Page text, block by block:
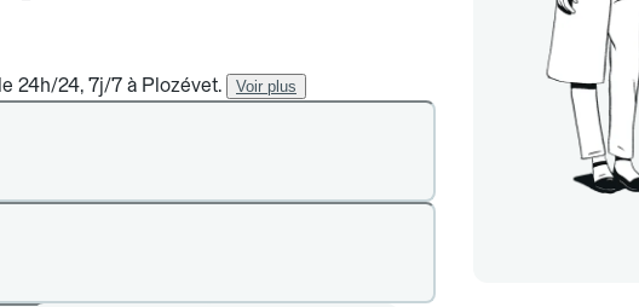
24h/24, 7j/7 à Plozévet. Voir plus